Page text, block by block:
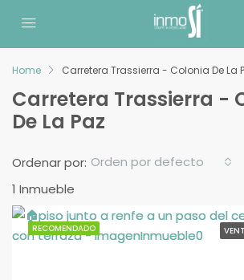
Home Carretera Trassierra - Colonia De La
Carretera Trassierra -
De La Paz
1 Inmueble
Ordenar por: Orden por defecto
RECOMENDADO